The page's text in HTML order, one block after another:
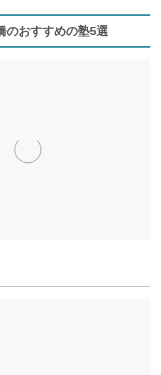
のおすすめの塾5選